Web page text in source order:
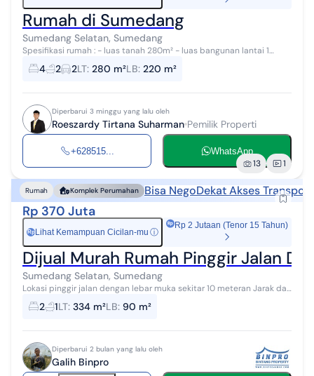
Rumah di Sumedang
Sumedang Selatan, Sumedang
Spesifikasi rumah : - luas tanah 280m² - luas bangunan lantai 1
140m² - luas bangunan lantai 2 80m² - total luas bangunan 220m² -
kamar tidur 4...
4 2 2LT: 280 m²LB: 220 m²
Diperbarui 3 minggu yang lalu oleh
Roeszardy Tirtana Suharman Pemilik Properti
+628515... WhatsApp
13 1
Rumah Komplek Perumahan Bisa NegoDekat Akses
Rp 370 Juta
Rp Lihat Kemampuan Cicilan-mu ⓘ
Rp 2 Jutaan (Tenor 15 Tahun)
Dijual Murah Rumah Pinggir Jalan
Sumedang Selatan, Sumedang
Lokasi pinggir jalan dengan lebar muka sekitar 10 meteran Jarak dari
gerbang tol sumedang 4 km (10 menitan) Hanya 1 km ke alun alun
Kota Sumedang (...
2 1LT: 334 m²LB: 90 m²
Diperbarui 2 bulan yang lalu oleh
Galih Binpro